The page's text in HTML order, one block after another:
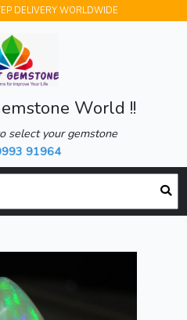
DELIVERY WORLDWIDE
World !!
select your gemstone
91964